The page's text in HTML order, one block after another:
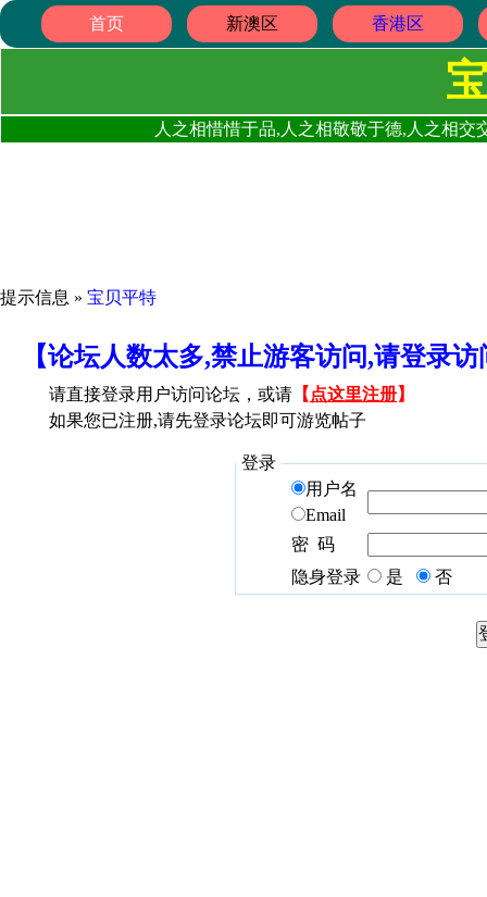
首页 新澳区 香港区
人之相惜惜于品,人之相敬敬于德,人之相
提示信息 » 宝贝平特
【论坛人数太多,禁止游客访问,请登录
请直接登录用户访问论坛，或请 【 点这里注册】
如果您已注册,请先登录论坛即可游览帖子
登录
用户名
Email
密 码
隐身登录
是 否